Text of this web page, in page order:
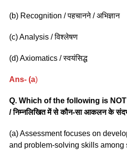
(b) Recognition / पहचानने / अभिज्ञान
(c) Analysis / विश्लेषण
(d) Axiomatics / स्वयंसिद्ध
Ans- (a)
Q. Which of the following is
/ निम्नलिखित में से कौन-सा आकलन के
(a) Assessment focuses on
and problem-solving skills among